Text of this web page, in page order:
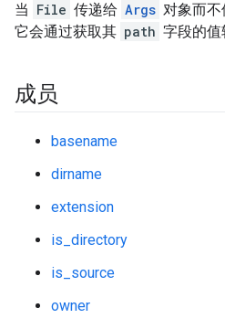
当 File 传递给 Args 对象而不
它会通过获取其 path 字段的值
成员
basename
dirname
extension
is_directory
is_source
owner